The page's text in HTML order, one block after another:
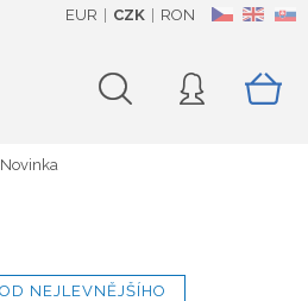
CZ EN SK
EUR CZK RON
Novinka
OD NEJLEVNĚJŠÍHO